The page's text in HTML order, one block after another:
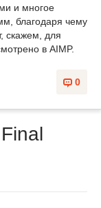
и многое
благодаря чему
скажем, для
в AIMP.
0